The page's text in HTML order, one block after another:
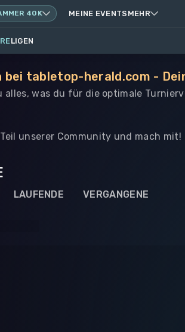
40K MEINE EVENTS MEHR
LIGEN
bei tabletop-herald.com -
alles, was du für die optimale
unserer Community und mach mit!
LAUFENDE VERGANGENE